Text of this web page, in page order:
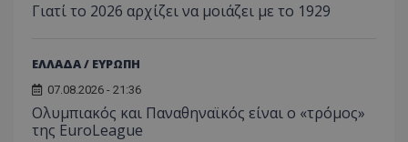
Γιατί το 2026 αρχίζει να μοιάζει με το 1929
ΕΛΛΑΔΑ / ΕΥΡΩΠΗ
07.08.2026 - 21:36
Ολυμπιακός και Παναθηναϊκός είναι ο «τρόμος»
της EuroLeague